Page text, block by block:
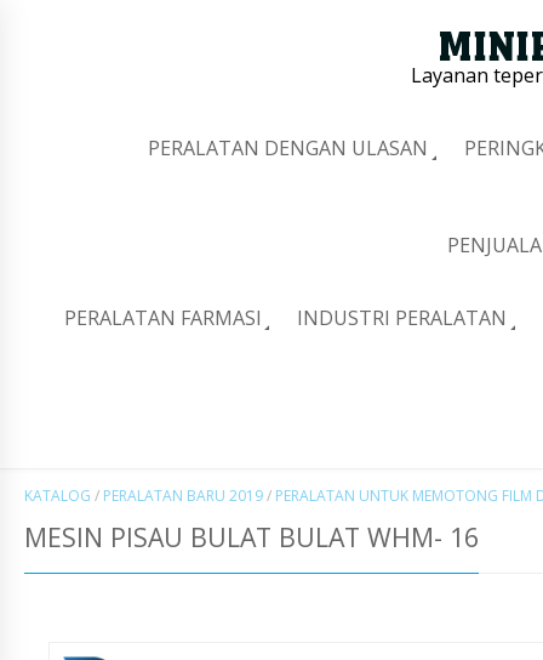
Layanan
PERALATAN DENGAN ULASAN
PERALATAN FARMASI INDUSTRI PERALATAN
KATALOG / PERALATAN BARU 2019/ PERALATAN UNTUK MEMOTONG FILM
MESIN PISAU BULAT BULAT WHM- 16